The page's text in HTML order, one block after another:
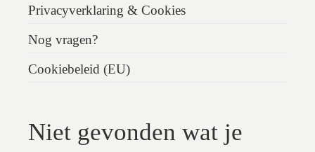
Privacyverklaring & Cookies
Nog vragen?
Cookiebeleid (EU)
Niet gevonden wat je